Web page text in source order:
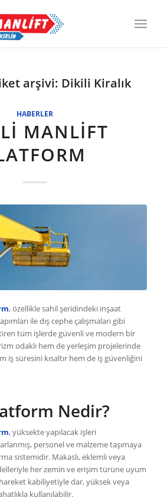
arşivi: Dikili Kiralık
HABERLER
MANLİFT
, özellikle sahil şeridindeki inşaat
ile dış cephe çalışmaları gibi
tüm işlerde güvenli ve modern bir
odaklı hem de yerleşim projelerinde
iş süresini kısaltır hem de iş güvenliğini
Nedir?
,yüksekte yapılacak işleri
personel ve malzeme taşımaya
sistemidir. Makaslı, eklemli veya
her zemin ve erişim türüne uyum
kabiliyetiyle dar, yüksek veya
kullanılabilir.